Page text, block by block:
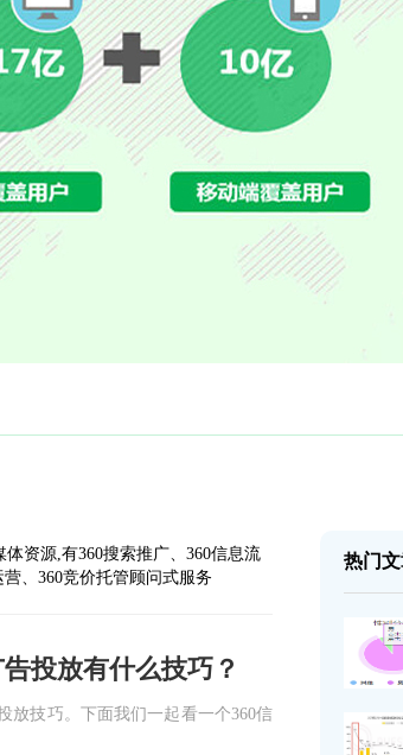
体资源,有360搜索推广、360信息流
、360竞价托管顾问式服务
投放有什么技巧？
放技巧。下面我们一起看一个360信
热门